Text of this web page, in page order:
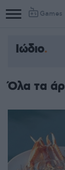
Games
Column
Ιώδιο
Όλα τα